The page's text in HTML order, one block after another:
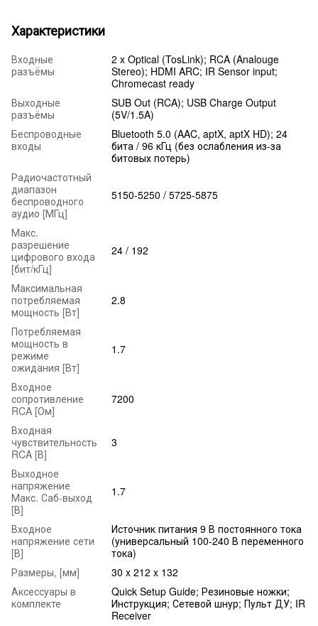
Характеристики
Входные
разъёмы
2 x Optical (TosLink); RCA (Analouge
Stereo); HDMI ARC; IR Sensor input;
Chromecast ready
Выходные
разъёмы
SUB Out (RCA); USB Charge Output
(5V/1.5A)
Беспроводные
входы
Bluetooth 5.0 (AAC, aptX, aptX HD); 24
бита / 96 кГц (без ослабления из-за
битовых потерь)
Радиочастотный
диапазон
беспроводного
аудио [МГц]
5150-5250 / 5725-5875
Макс.
разрешение
цифрового входа
[бит/кГц]
24 / 192
Максимальная
потребляемая
мощность [Вт]
2.8
Потребляемая
мощность в
режиме
ожидания [Вт]
1.7
Входное
сопротивление
RCA [Ом]
7200
Входная
чувствительность
RCA [В]
3
Выходное
напряжение
Макс. Саб-выход
[В]
1.7
Входное
напряжение сети
[В]
Источник питания 9 В постоянного тока
(универсальный 100-240 В переменного
тока)
Размеры, [мм]
30 x 212 x 132
Аксессуары в
комплекте
Quick Setup Guide; Резиновые ножки;
Инструкция; Сетевой шнур; Пульт ДУ; IR
Receiver